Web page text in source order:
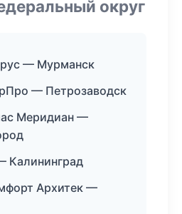
округ
— Мурманск
— Петрозаводск
Меридиан —
Калининград
Архитек —